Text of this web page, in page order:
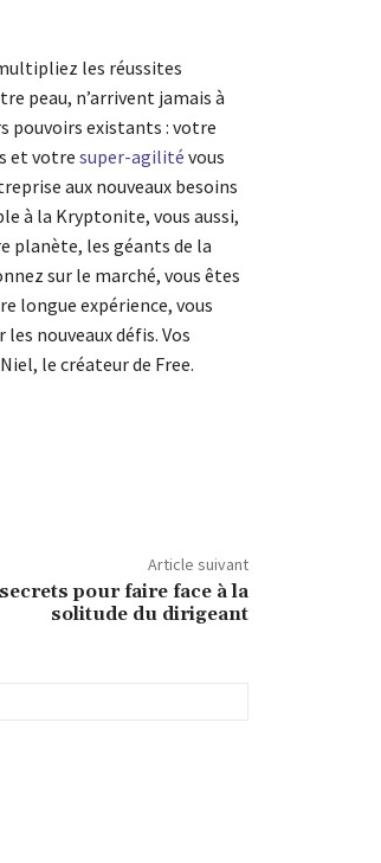
les réussites
peau, n’arrivent jamais à
pouvoirs existants : votre
et votre super-agilité vous
aux nouveaux besoins
à la Kryptonite, vous aussi,
planète, les géants de la
sur le marché, vous êtes
longue expérience, vous
nouveaux défis. Vos
le créateur de Free.
Article suivant
pour faire face à la
solitude du dirigeant